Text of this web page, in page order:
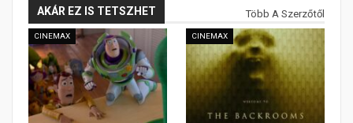
AKÁR EZ IS TETSZHET Több A Szerzőtől
CINEMAX CINEMAX